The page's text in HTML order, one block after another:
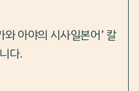
아야의 시사일본어’ 칼
다.